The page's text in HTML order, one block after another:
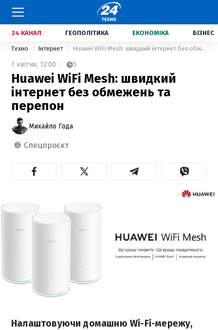
24 КАНАЛ ГЕОПОЛІТИКА ЕКОНОМІКА БІЗНЕС
Техно Інтернет Huawei WiFi Mesh: швидкий інтернет без обмежень та перепон
7 квітня, 12:00 5
Huawei WiFi Mesh: швидкий
інтернет без обмежень та
перепон
Михайло Года
спецпроєкт
Налаштовуючи домашню Wi-Fi-мережу,